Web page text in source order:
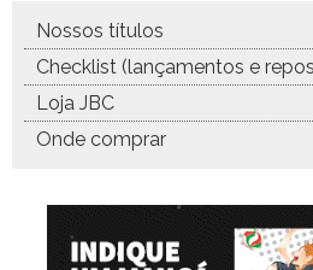
Nossos títulos
Checklist (lançamentos e
Loja JBC
Onde comprar